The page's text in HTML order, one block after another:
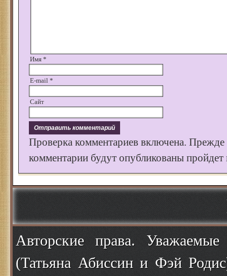
Имя *
E-mail *
Сайт
Проверка комментариев включена.
комментарии будут опубликованы пройдет
Авторские права.
(Татьяна Абиссин и Фэй